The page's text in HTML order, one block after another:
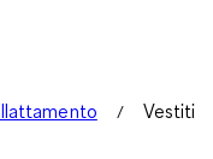
Vestiti